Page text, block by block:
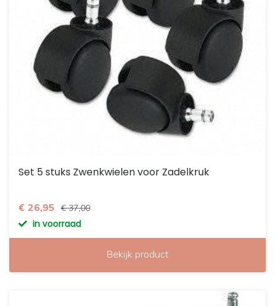
Set 5 stuks Zwenkwielen voor Zadelkruk
€ 26,95 € 37,00
in voorraad
Bekijk product